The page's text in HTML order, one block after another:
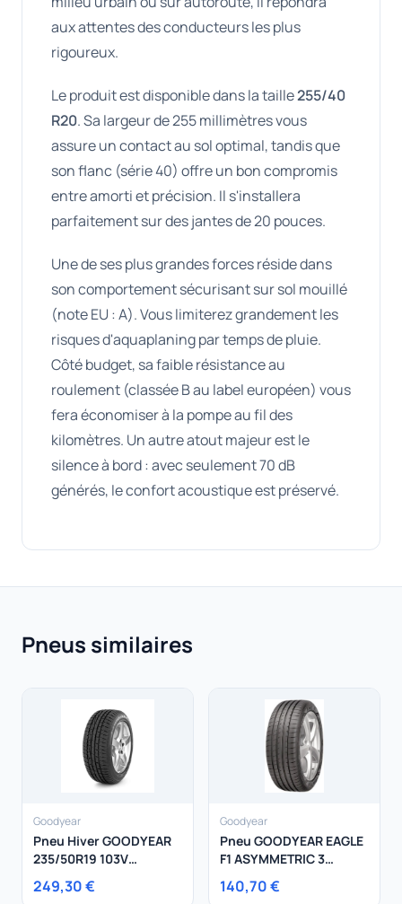
aux attentes des conducteurs les plus
rigoureux.
Le produit est disponible dans la taille255/40
R20. Sa largeur de 255 millimètres vous
assure un contact au sol optimal, tandis que
son flanc (série 40) offre un bon compromis
entre amorti et précision. Il s'installera
parfaitement sur des jantes de 20 pouces.
Une de ses plus grandes forces réside dans
son comportement sécurisant sur sol mouillé
(note EU : A). Vous limiterez grandement les
risques d'aquaplaning par temps de pluie.
Côté budget, sa faible résistance au
roulement (classée B au label européen) vous
fera économiser à la pompe au fil des
kilomètres. Un autre atout majeur est le
silence à bord : avec seulement 70 dB
générés, le confort acoustique est préservé.
Pneus similaires
Goodyear
Pneu Hiver GOODYEAR
235/50R19 103V
Ultragrip Performance
Gen-1 XL
249,30 €
Goodyear
Pneu GOODYEAR EAGLE
F1 ASYMMETRIC 3
235/55R19 101Y
140,70 €